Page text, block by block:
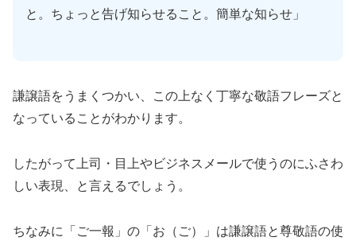
と。ちょっと告げ知らせること。簡単な知らせ」
謙譲語をうまくつかい、この上なく丁寧な敬語フレーズと
なっていることがわかります。
したがって上司・目上やビジネスメールで使うのにふさわ
しい表現、と言えるでしょう。
ちなみに「ご一報」の「お（ご）」は謙譲語と尊敬語の使